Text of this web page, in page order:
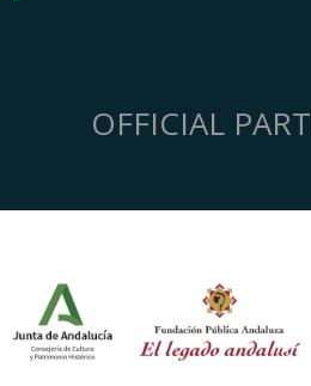
OFFICIAL